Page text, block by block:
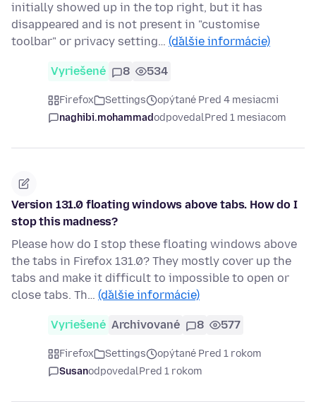
initially showed up in the top right, but it has
disappeared and is not present in "customise
toolbar" or privacy setting… (ďalšie informácie)
Vyriešené 8 534
Firefox Settings
opýtané Pred 4 mesiacmi
naghibi.mohammadodpovedalPred 1 mesiacom
Version 131.0 floating windows above tabs. How do I
stop this madness?
Please how do I stop these floating windows above
the tabs in Firefox 131.0? They mostly cover up the
tabs and make it difficult to impossible to open or
close tabs. Th… (ďalšie informácie)
Vyriešené Archivované 8 577
Firefox Settings
opýtané Pred 1 rokom
SusanodpovedalPred 1 rokom